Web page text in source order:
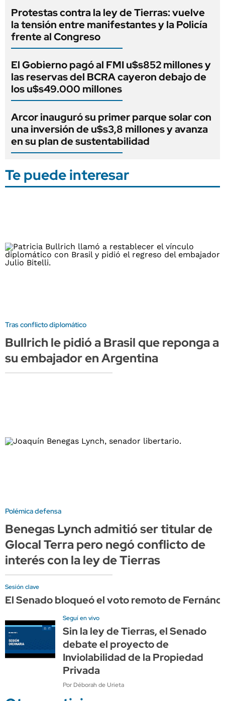
Protestas contra la ley de Tierras: vuelve
la tensión entre manifestantes y la Policía
frente al Congreso
El Gobierno pagó al FMI u$s852 millones y
las reservas del BCRA cayeron debajo de
los u$s49.000 millones
Arcor inauguró su primer parque solar con
una inversión de u$s3,8 millones y avanza
en su plan de sustentabilidad
Te puede interesar
Tras conflicto diplomático
Bullrich le pidió a Brasil que reponga a
su embajador en Argentina
Polémica defensa
Benegas Lynch admitió ser titular de
Glocal Terra pero negó conflicto de
interés con la ley de Tierras
Sesión clave
El Senado bloqueó el voto remoto de
Seguí en vivo
Sin la ley de Tierras, el Senado
debate el proyecto de
Inviolabilidad de la Propiedad
Privada
Por Déborah de Urieta